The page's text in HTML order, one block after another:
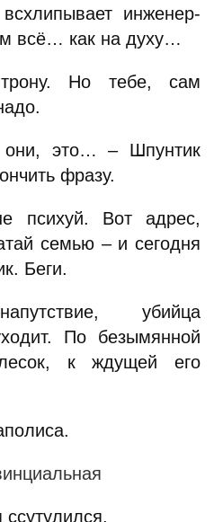
инженер-
всё… как на духу…
Но тебе, сам
это… – Шпунтик
фразу.
психуй. Вот адрес,
семью – и сегодня
Беги.
убийца
По безымянной
к ждущей его